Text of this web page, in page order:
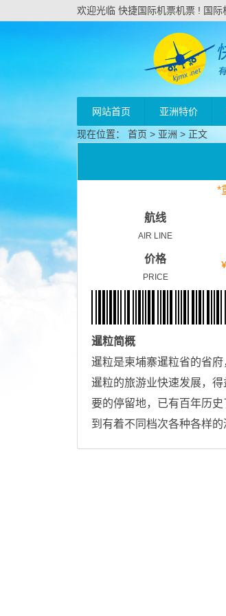
欢迎光临 快捷国际机票机票 ! 国
网站首页 亚洲特价
现在位置： 首页 > 亚洲 > 正文
*
航线
AIR LINE
价格
PRICE
￥
暹粒简概
暹粒是柬埔寨暹粒省的省
暹粒的旅游业快速发展，
要的停留地，已有百年历
到有着不同档次各种各样